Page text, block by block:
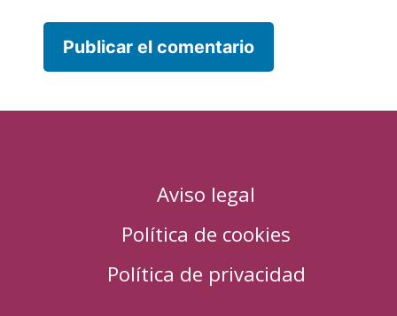
Aviso legal
Política de cookies
Política de privacidad